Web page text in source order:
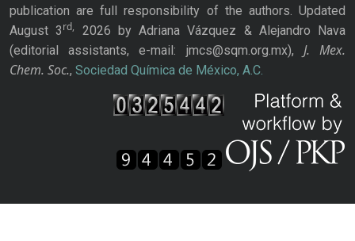
publication are full responsibility of the authors. Updated
August 3rd,
2026 by Adriana Vázquez & Alejandro Nava
(editorial assistants, e-mail: jmcs@sqm.org.mx), J. Mex.
Chem. Soc., Sociedad Química de México, A.C.